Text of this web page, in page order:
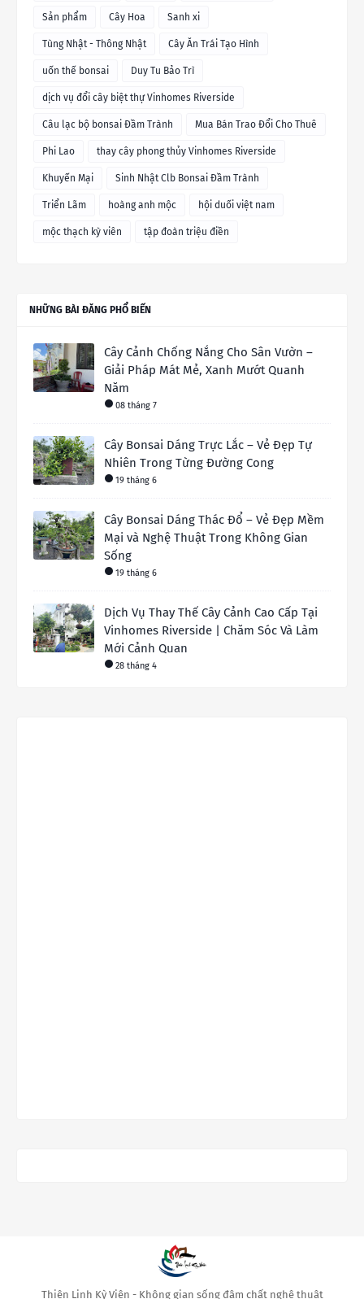
Sản phẩm Cây Hoa Sanh xi
Tùng Nhật - Thông Nhật Cây Ăn Trái Tạo Hình
uốn thế bonsai Duy Tu Bảo Trì
dịch vụ đổi cây biệt thự Vinhomes Riverside
Câu lạc bộ bonsai Đầm Trành Mua Bán Trao Đổi Cho Thuê
Phi Lao thay cây phong thủy Vinhomes Riverside
Khuyến Mại Sinh Nhật Clb Bonsai Đầm Trành
Triển Lãm hoàng anh mộc hội duối việt nam
mộc thạch kỳ viên tập đoàn triệu điền
NHỮNG BÀI ĐĂNG PHỔ BIẾN
Cây Cảnh Chống Nắng Cho Sân Vườn –
Giải Pháp Mát Mẻ, Xanh Mướt Quanh
Năm
08 tháng 7
Cây Bonsai Dáng Trực Lắc – Vẻ Đẹp Tự
Nhiên Trong Từng Đường Cong
19 tháng 6
Cây Bonsai Dáng Thác Đổ – Vẻ Đẹp Mềm
Mại và Nghệ Thuật Trong Không Gian
Sống
19 tháng 6
Dịch Vụ Thay Thế Cây Cảnh Cao Cấp Tại
Vinhomes Riverside | Chăm Sóc Và Làm
Mới Cảnh Quan
28 tháng 4
Thiên Linh Kỳ Viên - Không gian sống đậm chất nghệ thuật